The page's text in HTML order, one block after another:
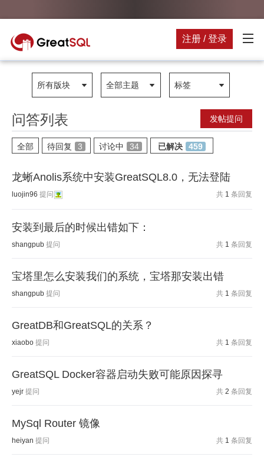
注册 / 登录
所有版块 全部主题 标签
问答列表 发帖提问
全部 待回复 3 讨论中 34 已解决 459
龙蜥Anolis系统中安装GreatSQL8.0，无法登陆
luojin96 提问 共 1 条回复
安装到最后的时候出错如下：
shangpub 提问 共 1 条回复
宝塔里怎么安装我们的系统，宝塔那安装出错
shangpub 提问 共 1 条回复
GreatDB和GreatSQL的关系？
xiaobo 提问 共 1 条回复
GreatSQL Docker容器启动失败可能原因探寻
yejr 提问 共 2 条回复
MySql Router 镜像
heiyan 提问 共 1 条回复